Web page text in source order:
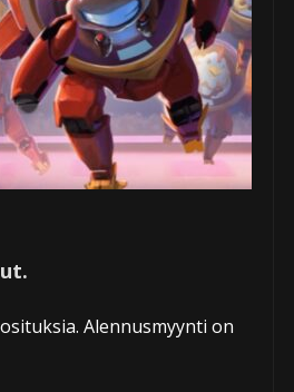
Alennusmyynti on